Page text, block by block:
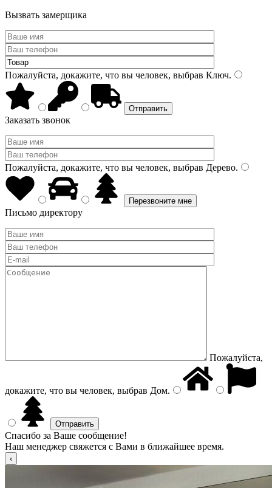
Вызвать замерщика
Пожалуйста, докажите, что вы человек, выбрав Ключ.
Заказать звонок
Пожалуйста, докажите, что вы человек, выбрав Дерево.
Письмо директору
Пожалуйста,
докажите, что вы человек, выбрав Дом.
Спасибо за Ваше сообщение!
Наш менеджер свяжется с Вами в ближайшее время.